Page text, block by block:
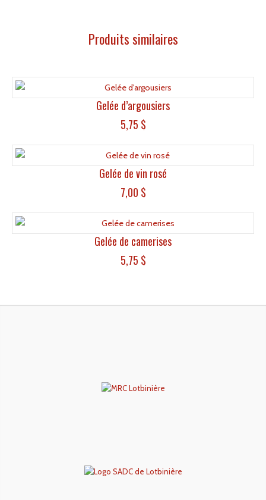
Produits similaires
Gelée d’argousiers
5,75 $
Gelée de vin rosé
7,00 $
Gelée de camerises
5,75 $